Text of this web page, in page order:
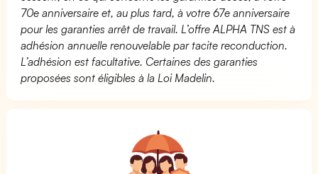
70e anniversaire et, au plus tard, à votre 67e anniversaire
pour les garanties arrêt de travail. L’offre ALPHA TNS est à
adhésion annuelle renouvelable par tacite reconduction.
L’adhésion est facultative. Certaines des garanties
proposées sont éligibles à la Loi Madelin.